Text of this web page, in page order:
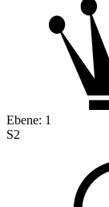
Ebene: 1
S2